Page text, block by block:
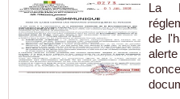
La
de